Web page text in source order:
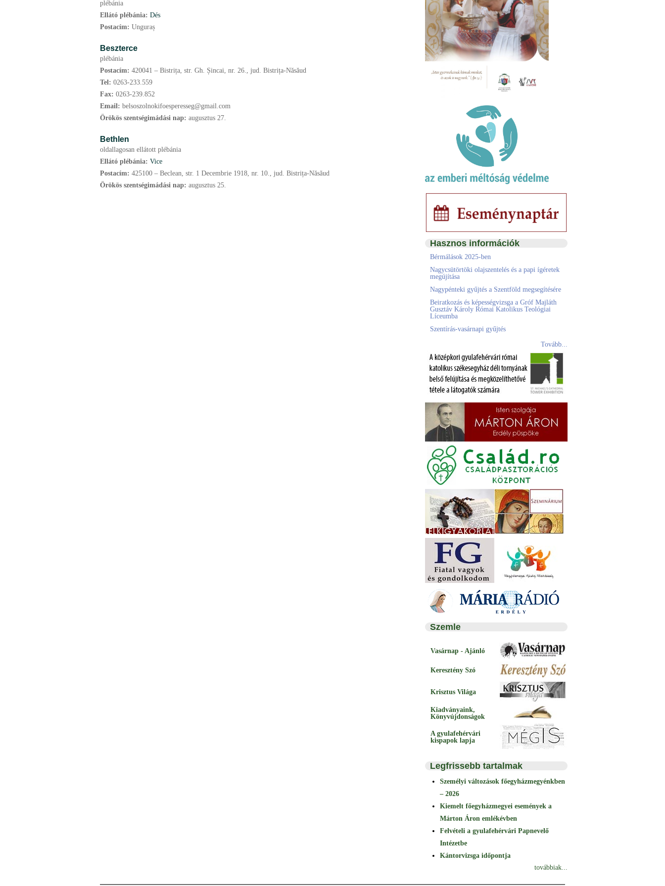
plébánia
Ellátó plébánia: Dés
Postacím: Unguraș
Beszterce
plébánia
Postacím: 420041 – Bistrița, str. Gh. Șincai, nr. 26., jud. Bistrița-Năsăud
Tel: 0263-233.559
Fax: 0263-239.852
Email: belsoszolnokifoesperesseg@gmail.com
Örökös szentségimádási nap: augusztus 27.
Bethlen
oldallagosan ellátott plébánia
Ellátó plébánia: Vice
Postacím: 425100 – Beclean, str. 1 Decembrie 1918, nr. 10., jud. Bistrița-Năsăud
Örökös szentségimádási nap: augusztus 25.
Hasznos információk
Bérmálások 2025-ben
Nagycsütörtöki olajszentelés és a papi ígéretek
megújítása
Nagypénteki gyűjtés a Szentföld megsegítésére
Beiratkozás és képességvizsga a Gróf Majláth
Gusztáv Károly Római Katolikus Teológiai
Líceumba
Szentírás-vasárnapi gyűjtés
Tovább...
Szemle
Vasárnap - Ajánló
Keresztény Szó
Krisztus Világa
Kiadványaink,
Könyvújdonságok
A gyulafehérvári
kispapok lapja
Legfrissebb tartalmak
Személyi változások főegyházmegyénkben
– 2026
Kiemelt főegyházmegyei események a
Márton Áron emlékévben
Felvételi a gyulafehérvári Papnevelő
Intézetbe
Kántorvizsga időpontja
továbbiak...